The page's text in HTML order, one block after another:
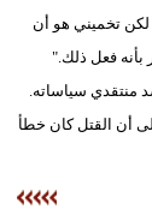
لكن تخميني هو أن
بأنه فعل ذلك."
منتقدي سياساته.
أن القتل كان خطأ